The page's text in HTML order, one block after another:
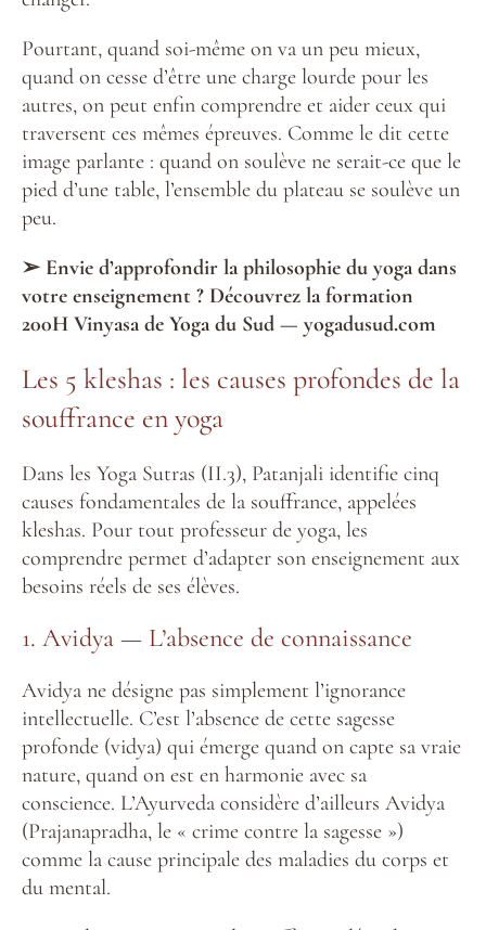
Pourtant, quand soi-même on va un peu mieux,
quand on cesse d’être une charge lourde pour les
autres, on peut enfin comprendre et aider ceux qui
traversent ces mêmes épreuves. Comme le dit cette
image parlante : quand on soulève ne serait-ce que le
pied d’une table, l’ensemble du plateau se soulève un
peu.
➢ Envie d’approfondir la philosophie du yoga dans
votre enseignement ? Découvrez la formation
200H Vinyasa de Yoga du Sud — yogadusud.com
Les 5 kleshas : les causes profondes de la
souffrance en yoga
Dans les Yoga Sutras (II.3), Patanjali identifie cinq
causes fondamentales de la souffrance, appelées
kleshas. Pour tout professeur de yoga, les
comprendre permet d’adapter son enseignement aux
besoins réels de ses élèves.
1. Avidya — L’absence de connaissance
Avidya ne désigne pas simplement l’ignorance
intellectuelle. C’est l’absence de cette sagesse
profonde (vidya) qui émerge quand on capte sa vraie
nature, quand on est en harmonie avec sa
conscience. L’Ayurveda considère d’ailleurs Avidya
(Prajanapradha, le « crime contre la sagesse »)
comme la cause principale des maladies du corps et
du mental.